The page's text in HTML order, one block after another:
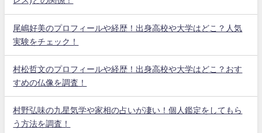
尾嶋好美のプロフィールや経歴！出身高校や大学はどこ？人気
実験をチェック！
村松哲文のプロフィールや経歴！出身高校や大学はどこ？おす
すめの仏像を調査！
村野弘味の九星気学や家相の占いが凄い！個人鑑定をしてもら
う方法を調査！